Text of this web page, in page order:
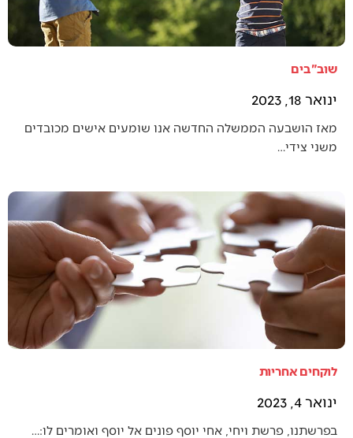
שוב"בים
ינואר 18, 2023
מאז הושבעה הממשלה החדשה אנו שומעים אישים מכובדים
משני צידי…
לוקחים אחריות
ינואר 4, 2023
בפרשתנו, פרשת ויחי, אחי יוסף פונים אל יוסף ואומרים לו:…